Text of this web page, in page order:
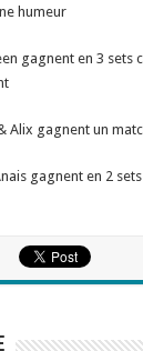
humeur
gagnent en 3 sets
Alix gagnent un
gagnent en 2